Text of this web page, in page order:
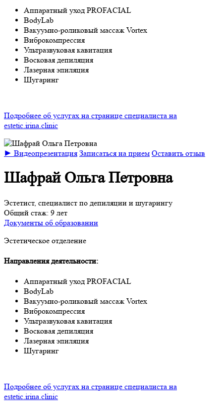
Аппаратный уход PROFACIAL
BodyLab
Вакуумно-роликовый массаж Vortex
Виброкомпрессия
Ультразвуковая кавитация
Восковая депиляция
Лазерная эпиляция
Шугаринг
Подробнее об услугах на странице специалиста на
estetic.irina.clinic
► Видеопрезентация Записаться на прием Оставить отзыв
Шафрай Ольга Петровна
Эстетист, специалист по депиляции и шугарингу
Общий стаж: 9 лет
Документы об образовании
Эстетическое отделение
Направления деятельности:
Аппаратный уход PROFACIAL
BodyLab
Вакуумно-роликовый массаж Vortex
Виброкомпрессия
Ультразвуковая кавитация
Восковая депиляция
Лазерная эпиляция
Шугаринг
Подробнее об услугах на странице специалиста на
estetic.irina.clinic